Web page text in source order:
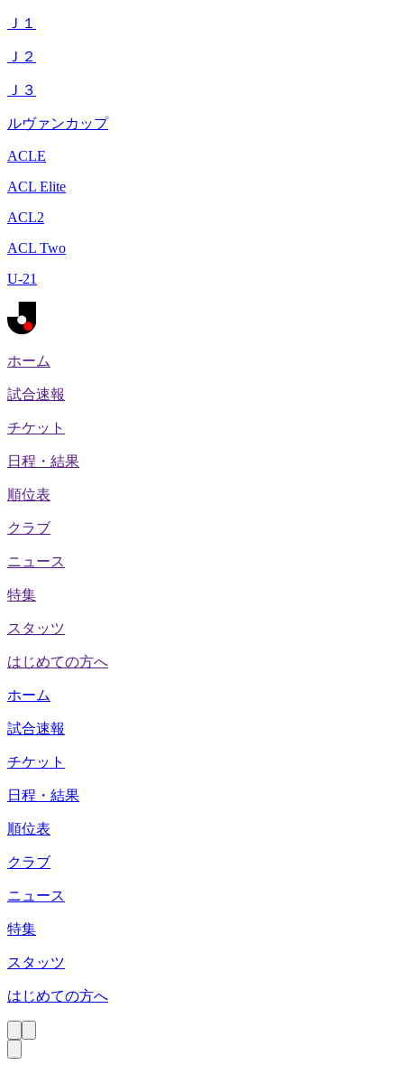
Ｊ１
Ｊ２
Ｊ３
ルヴァンカップ
ACLE
ACL Elite
ACL2
ACL Two
U-21
ホーム
試合速報
チケット
日程・結果
順位表
クラブ
ニュース
特集
スタッツ
はじめての方へ
ホーム
試合速報
チケット
日程・結果
順位表
クラブ
ニュース
特集
スタッツ
はじめての方へ